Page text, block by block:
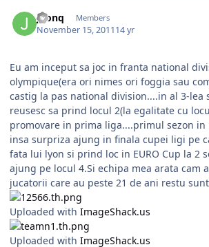
jhonq Members
November 15, 201114 yr
Eu am inceput sa joc in franta national
olympique(era ori nimes ori foggia sau
castig la pas national division....in al 3-lea
reusesc sa prind locul 2(la egalitate cu
promovare in prima liga....primul sezon in
insa surpriza ajung in finala cupei ligi pe
fata lui lyon si prind loc in EURO Cup la 2
ajung pe locul 4.Si echipa mea arata cam
jucatorii care au peste 21 de ani restu
Uploaded with ImageShack.us
Uploaded with ImageShack.us